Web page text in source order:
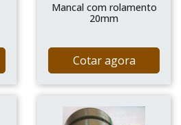
Mancal com rolamento
20mm
Cotar agora